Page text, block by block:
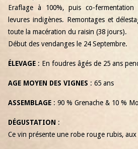
Eraflage à 100%, puis co-
levures indigènes. Remontages et
toute la macération du raisin (38 jours).
Début des vendanges le 24 Septembre.
ÉLEVAGE : En foudres âgés de 25 ans
AGE MOYEN DES VIGNES : 65 ans
ASSEMBLAGE : 90 % Grenache & 10 %
DÉGUSTATION :
Ce vin présente une robe rouge rubis,